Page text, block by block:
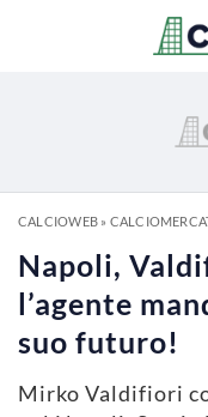
CALCIOWEB»
Napoli,
l’agente
suo futuro!
Mirko Valdifiori